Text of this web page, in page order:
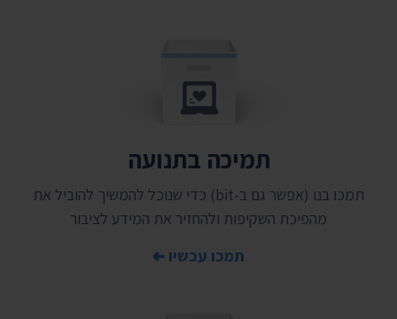
תמיכה בתנועה
תמכו בנו (אפשר גם ב-bit) כדי שנוכל להמשיך להוביל את
מהפיכת השקיפות ולהחזיר את המידע לציבור
תמכו עכשיו